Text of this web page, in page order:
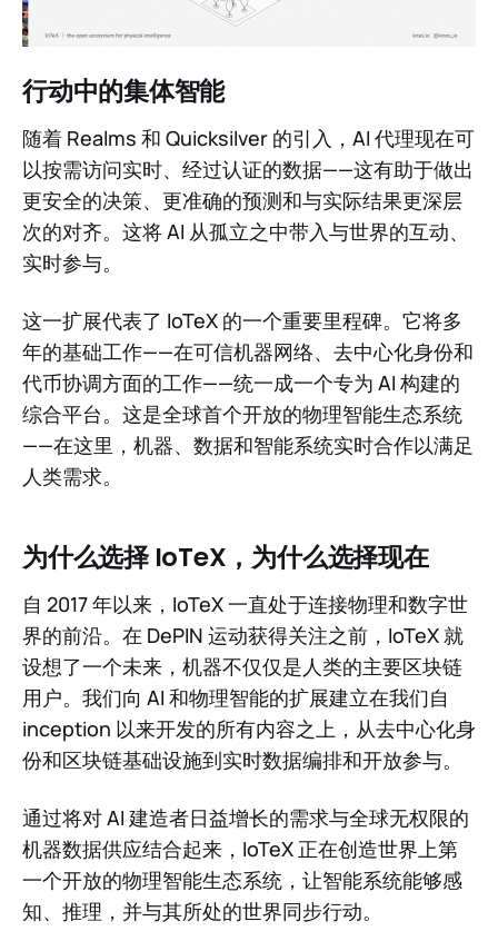
行动中的集体智能
随着 Realms 和 Quicksilver 的引入，AI 代理现在可
以按需访问实时、经过认证的数据——这有助于做出
更安全的决策、更准确的预测和与实际结果更深层
次的对齐。这将 AI 从孤立之中带入与世界的互动、
实时参与。
这一扩展代表了 IoTeX 的一个重要里程碑。它将多
年的基础工作——在可信机器网络、去中心化身份和
代币协调方面的工作——统一成一个专为 AI 构建的
综合平台。这是全球首个开放的物理智能生态系统
——在这里，机器、数据和智能系统实时合作以满足
人类需求。
为什么选择 IoTeX，为什么选择现在
自 2017 年以来，IoTeX 一直处于连接物理和数字世
界的前沿。在 DePIN 运动获得关注之前，IoTeX 就
设想了一个未来，机器不仅仅是人类的主要区块链
用户。我们向 AI 和物理智能的扩展建立在我们自
inception 以来开发的所有内容之上，从去中心化身
份和区块链基础设施到实时数据编排和开放参与。
通过将对 AI 建造者日益增长的需求与全球无权限的
机器数据供应结合起来，IoTeX 正在创造世界上第
一个开放的物理智能生态系统，让智能系统能够感
知、推理，并与其所处的世界同步行动。